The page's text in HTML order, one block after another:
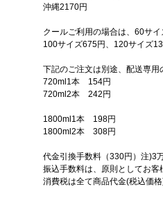
沖縄2170円
クールご利用の場合は、60サ
100サイズ675円、120サイズ
下記のご注文は別途、配送専
720ml1本 154円
720ml2本 242円
1800ml1本 198円
1800ml2本 308円
代金引換手数料（330円）注)3
振込手数料は、原則としてお
消費税は全て商品代金(税込価